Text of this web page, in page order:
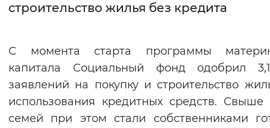
Интервал между буквами
Цвет сайта
Монохромный Инверсивный
Синий фон
строительство жилья без кредита
С момента старта программы
капитала Социальный фонд одобрил
заявлений на покупку и строительство
использования кредитных средств.
семей при этом стали собственниками